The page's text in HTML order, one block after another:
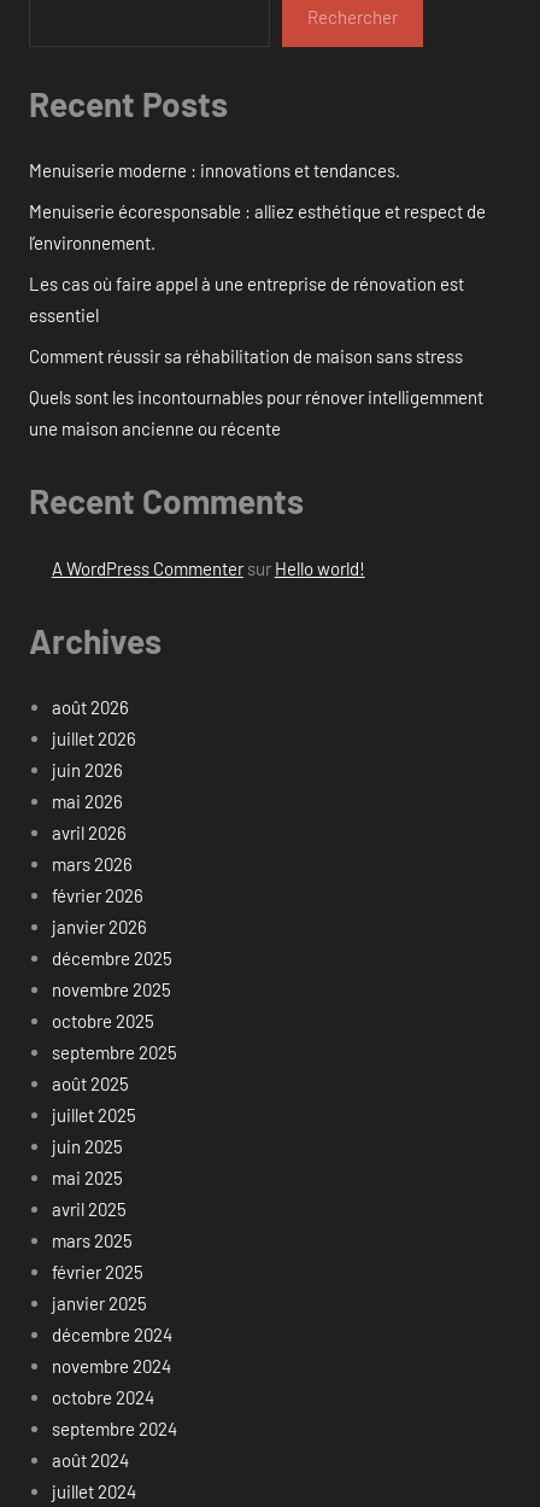
Rechercher
Recent Posts
Menuiserie moderne : innovations et tendances.
Menuiserie écoresponsable : alliez esthétique et respect de
l’environnement.
Les cas où faire appel à une entreprise de rénovation est
essentiel
Comment réussir sa réhabilitation de maison sans stress
Quels sont les incontournables pour rénover intelligemment
une maison ancienne ou récente
Recent Comments
A WordPress Commentersur Hello world!
Archives
août 2026
juillet 2026
juin 2026
mai 2026
avril 2026
mars 2026
février 2026
janvier 2026
décembre 2025
novembre 2025
octobre 2025
septembre 2025
août 2025
juillet 2025
juin 2025
mai 2025
avril 2025
mars 2025
février 2025
janvier 2025
décembre 2024
novembre 2024
octobre 2024
septembre 2024
août 2024
juillet 2024